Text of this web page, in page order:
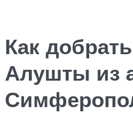
Как
Алушты из